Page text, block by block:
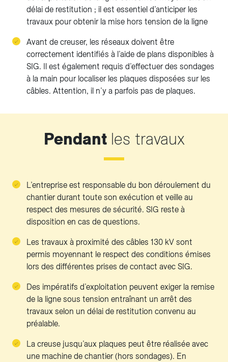
délai de restitution ; il est essentiel d’anticiper les
travaux pour obtenir la mise hors tension de la ligne
Avant de creuser, les réseaux doivent être
correctement identifiés à l’aide de plans disponibles à
SIG. Il est également requis d’effectuer des sondages
à la main pour localiser les plaques disposées sur les
câbles. Attention, il n’y a parfois pas de plaques.
Pendant les travaux
L’entreprise est responsable du bon déroulement du
chantier durant toute son exécution et veille au
respect des mesures de sécurité. SIG reste à
disposition en cas de questions.
Les travaux à proximité des câbles 130 kV sont
permis moyennant le respect des conditions émises
lors des différentes prises de contact avec SIG.
Des impératifs d’exploitation peuvent exiger la remise
de la ligne sous tension entraînant un arrêt des
travaux selon un délai de restitution convenu au
préalable.
La creuse jusqu’aux plaques peut être réalisée avec
une machine de chantier (hors sondages). En